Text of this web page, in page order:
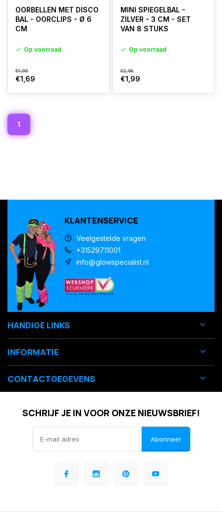
OORBELLEN MET DISCO
BAL - OORCLIPS - Ø 6
CM
Op voorraad
€1,99
€1,69
MINI SPIEGELBAL -
ZILVER - 3 CM - SET
VAN 8 STUKS
Op voorraad
€2,95
€1,99
1
KLANTENSERVICE
Veelgestelde vragen
+31529711001
info@glowspecialist.nl
HANDIGE LINKS
INFORMATIE
CONTACTGEGEVENS
SCHRIJF JE IN VOOR ONZE NIEUWSBRIEF!
Abonneer